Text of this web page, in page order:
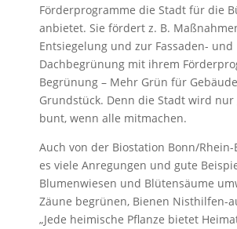
Förderprogramme die Stadt für die
anbietet. Sie fördert z. B.
Entsiegelung und zur Fassaden- und
Dachbegrünung mit ihrem
Begrünung – Mehr Grün für
Grundstück. Denn die Stadt wird
bunt, wenn alle mitmachen.
Auch von der Biostation Bonn/Rhein-
es viele Anregungen und gute
Blumenwiesen und Blütensäume
Zäune begrünen, Bienen Nisthilfen-
„Jede heimische Pflanze bietet